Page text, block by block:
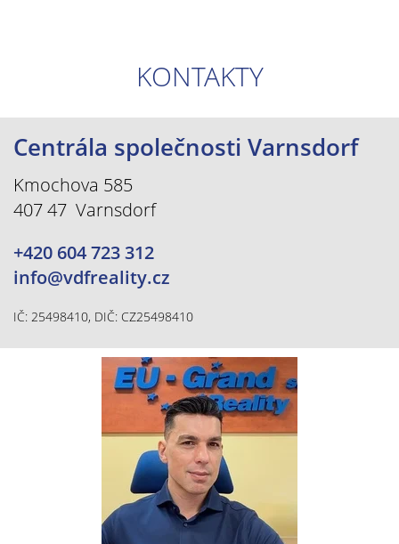
KONTAKTY
Centrála společnosti Varnsdorf
Kmochova 585
407 47 Varnsdorf
+420 604 723 312
info@vdfreality.cz
IČ: 25498410, DIČ: CZ25498410